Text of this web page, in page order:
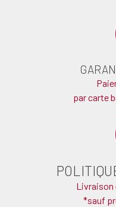
par carte
Livraison
*sauf